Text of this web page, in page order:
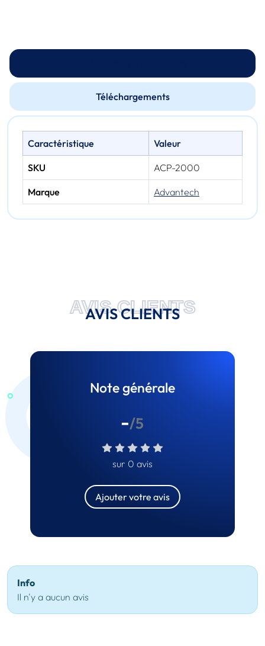
Téléchargements
Caractéristique Valeur
SKU ACP-2000
Marque Advantech
AVIS CLIENTS
AVIS CLIENTS
Note générale
-/5
sur 0 avis
Ajouter votre avis
Info
Il n'y a aucun avis